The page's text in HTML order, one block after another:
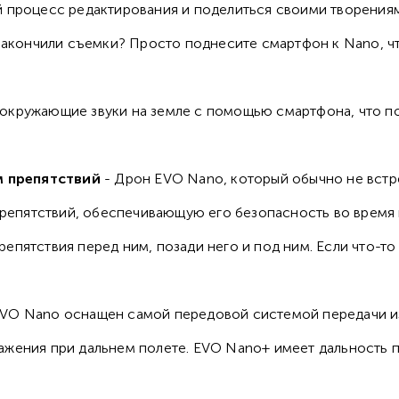
процесс редактирования и поделиться своими
съемки? Просто поднесите смартфон к Nano,
звуки на земле с помощью смартфона, что
- Дрон EVO Nano, который обычно не
обеспечивающую его безопасность во
перед ним, позади него и под ним. Если что-
Nano оснащен самой передовой системой передачи
при дальнем полете. EVO Nano+ имеет дальность